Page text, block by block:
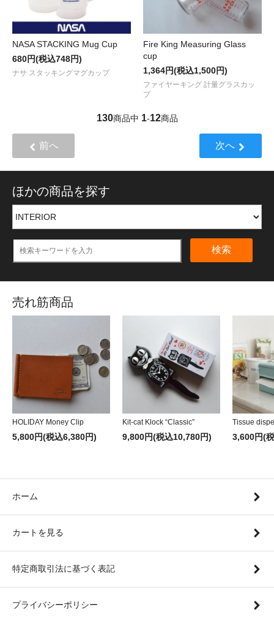
NASA STACKING Mug Cup
680円(税込748円)
ナサ スタッキングマグカップ
Fire King Measuring Glass
cup
1,364円(税込1,500円)
ファイヤーキング 計量グラスカッ
プ
130商品中 1-12商品
前へ 次へ
ほかの商品を探す
検索
売れ筋商品
HOLIDAY Money Clip
5,800円(税込6,380円)
Kit-cat Klock “Classic”
9,800円(税込10,780円)
Tissue
3,600円(
ホーム
カートを見る
特定商取引法に基づく表記
プライバシーポリシー